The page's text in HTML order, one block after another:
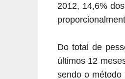
2012, 14,6%
Do total de
últimos 12
sendo o